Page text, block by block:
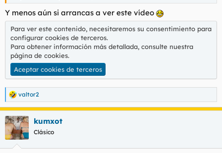
Y menos aún si arrancas a ver este vídeo
Para ver este contenido, necesitaremos su consentimiento para
configurar cookies de terceros.
Para obtener información más detallada, consulte nuestra
página de cookies.
Aceptar cookies de terceros
R
e
a
c
c
i
valtor2
kumxot
Clásico